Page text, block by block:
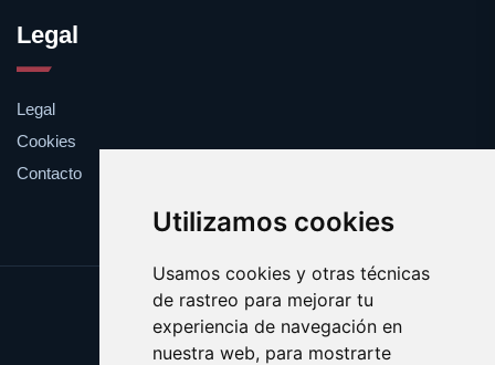
Utilizamos cookies
Usamos cookies y otras técnicas
de rastreo para mejorar tu
experiencia de navegación en
nuestra web, para mostrarte
Legal
Legal
Cookies
Contacto
Update cookies preferences
Copyright © 2025 feromona.es